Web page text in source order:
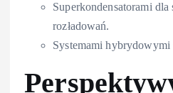
Superkondensatorami
rozładowań.
Systemami